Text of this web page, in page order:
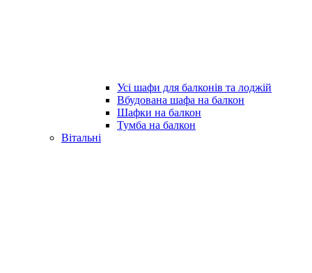
Усі шафи для балконів та лоджій
Вбудована шафа на балкон
Шафки на балкон
Тумба на балкон
Вітальні